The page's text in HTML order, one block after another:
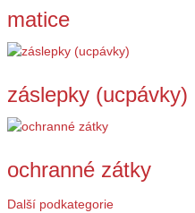
matice
záslepky (ucpávky)
ochranné zátky
Další podkategorie